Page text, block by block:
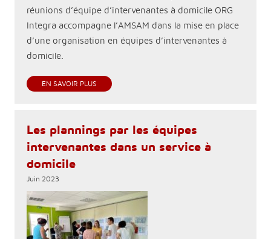
réunions d’équipe d’intervenantes à domicile ORG
Integra accompagne l’AMSAM dans la mise en place
d’une organisation en équipes d’intervenantes à
domicile.
EN SAVOIR PLUS
Les plannings par les équipes
intervenantes dans un service à
domicile
Juin 2023